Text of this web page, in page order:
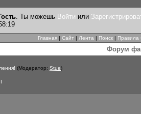
. Ты можешь Войти или
Главная | Сайт | Лента | Поиск | Правила
Форум
(Модератор: Stue)